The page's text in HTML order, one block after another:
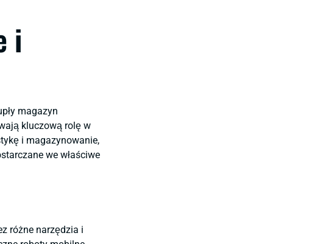
i
magazyn
kluczową rolę w
i magazynowanie,
we właściwe
różne narzędzia i